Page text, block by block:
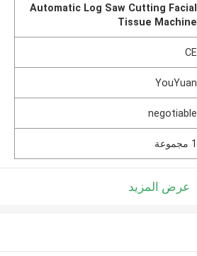
Automatic Log Saw Cutting Facial
Tissue Machine
CE
YouYuan
negotiable
1 مجموعة
عرض المزيد